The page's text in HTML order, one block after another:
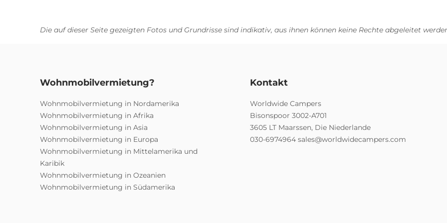
Die auf dieser Seite gezeigten Fotos und Grundrisse sind indikativ, aus ihnen können keine Rechte abgeleitet
Wohnmobilvermietung?
Wohnmobilvermietung in Nordamerika
Wohnmobilvermietung in Afrika
Wohnmobilvermietung in Asia
Wohnmobilvermietung in Europa
Wohnmobilvermietung in Mittelamerika und
Karibik
Wohnmobilvermietung in Ozeanien
Wohnmobilvermietung in Südamerika
Kontakt
Worldwide Campers
Bisonspoor 3002-A701
3605 LT Maarssen, Die Niederlande
030-6974964 sales@worldwidecampers.com